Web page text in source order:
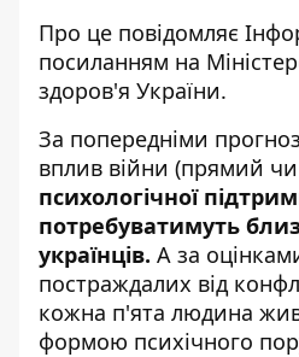
Про це повідомляє
посиланням на
здоров'я України.
За попередніми
вплив війни (прямий
психологічної
потребуватимуть
українців. А за
постраждалих від
кожна п'ята людина
формою психічного